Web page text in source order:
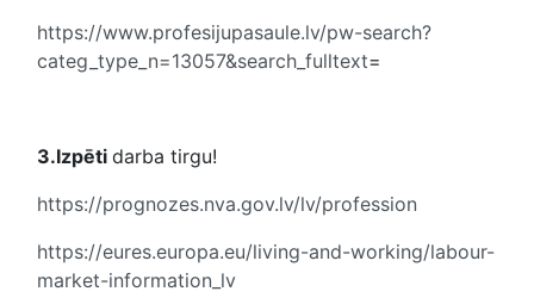
https://www.profesijupasaule.lv/pw-search?
categ_type_n=13057&search_fulltext=
3.Izpēti darba tirgu!
https://prognozes.nva.gov.lv/lv/profession
https://eures.europa.eu/living-and-working/labour-
market-information_lv